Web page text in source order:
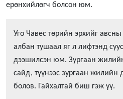
ерөнхийлөгч болсон юм.
Уго Чавес төрийн эрхийг
албан тушаал яг л лифтэнд
дээшилсэн юм. Зургаан
сайд, түүнээс зургаан жилийн
болов. Гайхалтай биш гэж үү.